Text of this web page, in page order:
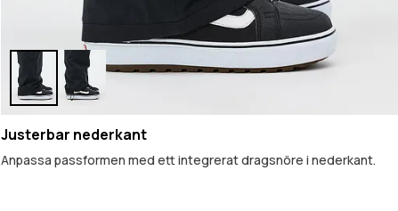
Justerbar nederkant
Anpassa passformen med ett integrerat dragsnöre i nederkant.